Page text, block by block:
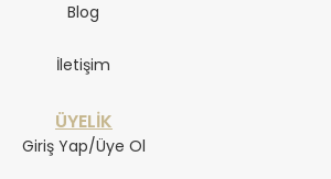
Blog
İletişim
ÜYELİK
Giriş Yap/Üye Ol